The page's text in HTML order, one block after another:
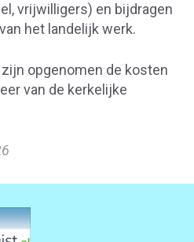
vrijwilligers) en bijdragen
het landelijk werk.
opgenomen de kosten
van de kerkelijke